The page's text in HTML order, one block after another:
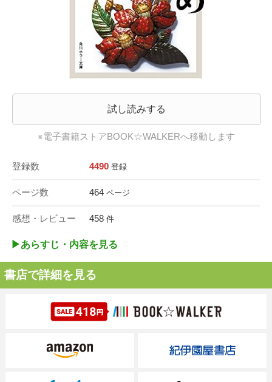
試し読みする
※電子書籍ストアBOOK☆WALKERへ移動します
登録数 4490 登録
ページ数 464 ページ
感想・レビュー 458 件
▶︎あらすじ・内容を見る
書店で詳細を見る